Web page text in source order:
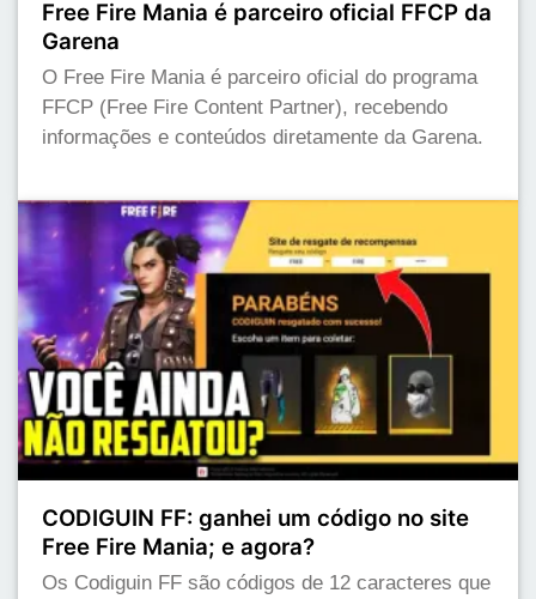
Free Fire Mania é parceiro oficial FFCP da
Garena
O Free Fire Mania é parceiro oficial do programa
FFCP (Free Fire Content Partner), recebendo
informações e conteúdos diretamente da Garena.
CODIGUIN FF: ganhei um código no site
Free Fire Mania; e agora?
Os Codiguin FF são códigos de 12 caracteres que